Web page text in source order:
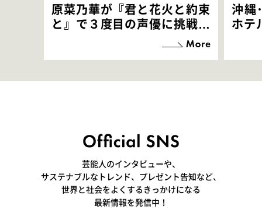
原菜乃華が『君と花火と約束
と』で３度目の声優に挑戦！
「お邪魔させてもらっている
感覚ですが､お芝居に没頭で
沖縄
ホテ
芸能人のインタビューや、
サステナブルなトレンド、プレゼント告知など、
世界と社会をよくするきっかけになる
最新情報を発信中！